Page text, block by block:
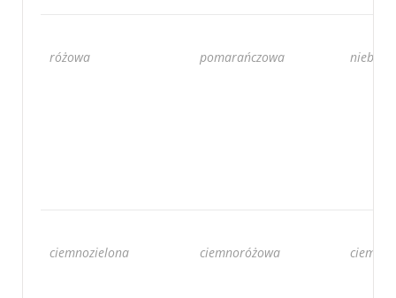
różowa pomarańczowa
ciemnozielona ciemnoróżowa